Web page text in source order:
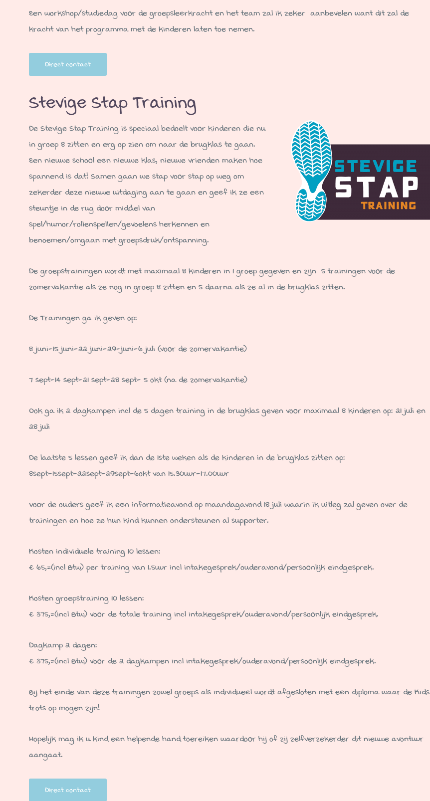
Een workshop/studiedag voor de groepsleerkracht en het team zal ik zeker aanbevelen want dit zal de
kracht van het programma met de kinderen laten toe nemen.
Direct contact
Stevige Stap Training
De Stevige Stap Training is speciaal bedoelt voor kinderen die nu
in groep 8 zitten en erg op zien om naar de brugklas te gaan.
Een nieuwe school een nieuwe klas, nieuwe vrienden maken hoe
spannend is dat! Samen gaan we stap voor stap op weg om
zekerder deze nieuwe uitdaging aan te gaan en geef ik ze een
steuntje in de rug door middel van
spel/humor/rollenspellen/gevoelens herkennen en
benoemen/omgaan met groepsdruk/ontspanning.
De groepstrainingen wordt met maximaal 8 kinderen in 1 groep gegeven en zijn 5 trainingen voor de
zomervakantie als ze nog in groep 8 zitten en 5 daarna als ze al in de brugklas zitten.
De Trainingen ga ik geven op:
8 juni-15 juni-22 juni-29-juni-6 juli (voor de zomervakantie)
7 sept-14 sept-21 sept-28 sept- 5 okt (na de zomervakantie)
Ook ga ik 2 dagkampen incl de 5 dagen training in de brugklas geven voor maximaal 8 kinderen op: 21 juli en
28 juli
De laatste 5 lessen geef ik dan de 1ste weken als de kinderen in de brugklas zitten op:
8sept-15sept-22sept-29sept-6okt van 15.30uur-17.00uur
Voor de ouders geef ik een informatieavond op maandagavond 18 juli waarin ik uitleg zal geven over de
trainingen en hoe ze hun kind kunnen ondersteunen al supporter.
Kosten individuele training 10 lessen:
€ 65,=(incl Btw) per training van 1.5uur incl intakegesprek/ouderavond/persoonlijk eindgesprek.
Kosten groepstraining 10 lessen:
€ 375,=(incl Btw) voor de totale training incl intakegesprek/ouderavond/persoonlijk eindgesprek.
Dagkamp 2 dagen:
€ 375,=(incl Btw) voor de 2 dagkampen incl intakegesprek/ouderavond/persoonlijk eindgesprek.
Bij het einde van deze trainingen zowel groeps als individueel wordt afgesloten met een diploma waar de Kids
trots op mogen zijn!
Hopelijk mag ik u kind een helpende hand toereiken waardoor hij of zij zelfverzekerder dit nieuwe avontuur
aangaat.
Direct contact